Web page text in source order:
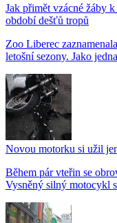
Jak přimět vzácné žáby
období dešťů tropů
Zoo Liberec
letošní sezony. Jako
Novou motorku si užil
Během pár vteřin se
Vysněný silný motocykl